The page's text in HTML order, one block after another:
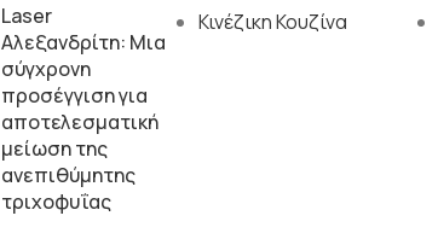
Laser
Αλεξανδρίτη: Μια
σύγχρονη
προσέγγιση για
αποτελεσματική
μείωση της
ανεπιθύμητης
τριχοφυΐας
Κινέζικη Κουζίνα